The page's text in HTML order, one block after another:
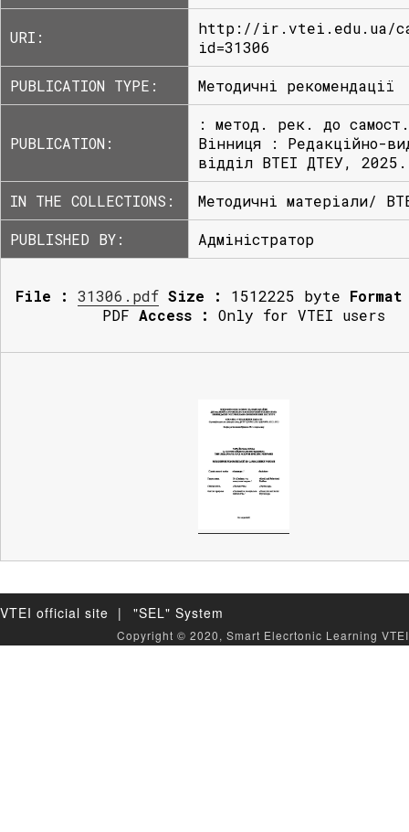
URI:
http://ir.vtei.edu.ua/
id=31306
PUBLICATION TYPE:
Методичні рекомендації
PUBLICATION:
: метод. рек. до
Вінниця : Редакційно-
відділ ВТЕІ ДТЕУ,
IN THE COLLECTIONS:
Методичні матеріали/
PUBLISHED BY:
Адміністратор
File : 31306.pdf Size : 1512225 byte
PDF Access : Only for VTEI users
VTEI official site | "SEL" System
Copyright © 2020, Smart Elecrtonic Learning VTEI